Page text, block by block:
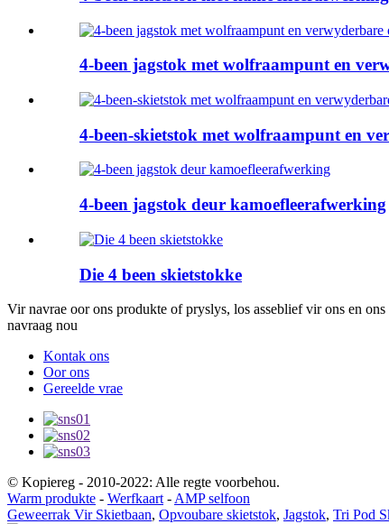
4-been jagstok met wolfraampunt en
4-been-skietstok met wolfraampunt en
4-been jagstok deur kamoefleerafwerking
Die 4 been skietstokke
Vir navrae oor ons produkte of pryslys, los asseblief vir ons en
navraag nou
Kontak ons
Oor ons
Gereelde vrae
© Kopiereg - 2010-2022: Alle regte voorbehou.
Warm produkte - Werfkaart - AMP selfoon
Geweerrak Vir Skietbaan, Opvoubare skietstok, Jagstok, Tri Pod